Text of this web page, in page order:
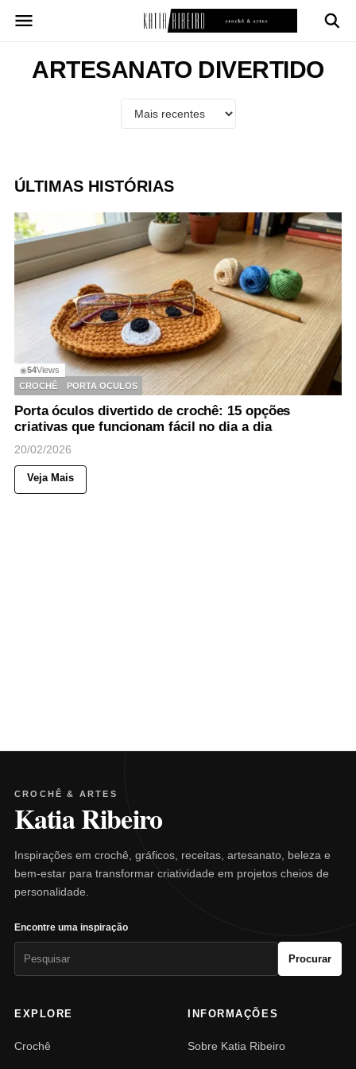
para
conteúdoARTESANATO DIVERTIDO
ÚLTIMAS HISTÓRIAS
◉54Views
CROCHÊ
PORTA OCULOS
Porta óculos divertido de crochê: 15 opções
criativas que funcionam fácil no dia a dia
20/02/2026
Veja Mais
CROCHÊ & ARTES
Katia Ribeiro
Inspirações em crochê, gráficos, receitas, artesanato, beleza e
bem-estar para transformar criatividade em projetos cheios de
personalidade.
Encontre uma inspiração
Procurar
EXPLORE
Crochê
INFORMAÇÕES
Sobre Katia Ribeiro